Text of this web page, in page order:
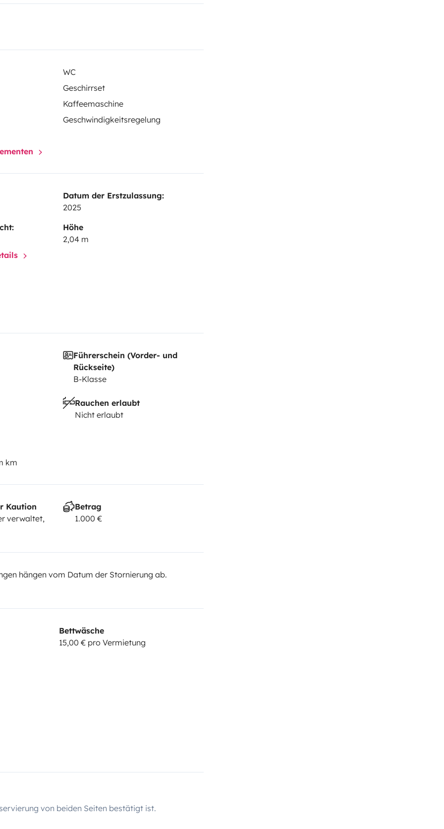
main facile.
WC
Geschirrset
Kaffeemaschine
Geschwindigkeitsregelung
Datum der Erstzulassung:
2025
Höhe
2,04 m
Führerschein (Vorder- und
Rückseite)
B-Klasse
Rauchen erlaubt
Nicht erlaubt
km
Kaution
verwaltet,
Betrag
1.000 €
hängen vom Datum der Stornierung ab.
Bettwäsche
15,00 € pro Vermietung
von beiden Seiten bestätigt ist.